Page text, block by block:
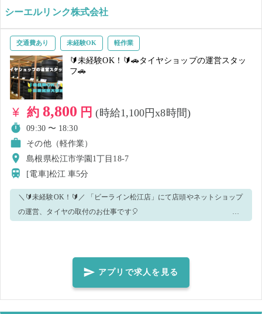
シーエルリンク株式会社
交通費あり 未経験OK 軽作業
🔰未経験OK！🔰🚗タイヤショップの運営スタッ
フ🚗
約 8,800 円(時給1,100円x8時間)
09:30 〜 18:30
その他（軽作業）
島根県松江市学園1丁目18-7
[電車]松江車5分
＼🔰未経験OK！🔰／ 「ビーライン松江店」にて店頭やネットショップ
の運営、タイヤの取付のお仕事です🎈
されたお客様の対応や商品説明 ✅ネットショップの運営 ✅タイヤやホ
ください！ わからないことは先輩スタッフが丁寧にレクチャーしま
す。 🍀こんな方におすすめです🍀 ★車好きが活躍！ ★未経験からスキ
アプリで求人を見る